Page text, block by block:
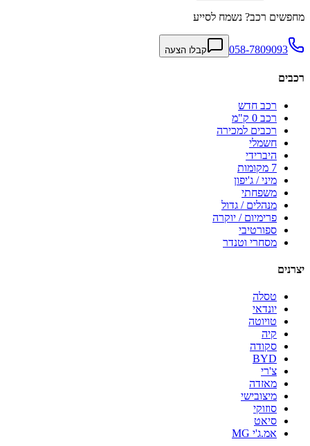
מחפשים רכב? נשמח לסייע
058-7809093 קבלו הצעה
רכבים
רכב חדש
רכב 0 ק"מ
רכבים למכירה
חשמלי
היברידי
7 מקומות
מיני / ג'יפון
משפחתי
מנהלים / גדול
פרימיום / יוקרה
ספורטיבי
מסחרי וטנדר
יצרנים
טסלה
יונדאי
טויוטה
קיה
סקודה
BYD
צ'רי
מאזדה
מיצובישי
סוזוקי
סיאט
אמ.ג'י MG